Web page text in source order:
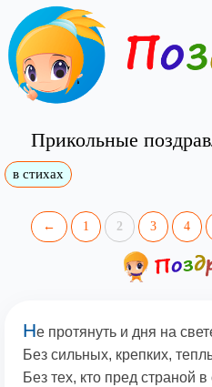
Прикольные
в стихах
← 1 2 3 4
Не протянуть и дня на
Без сильных, крепких,
Без тех, кто пред страной в